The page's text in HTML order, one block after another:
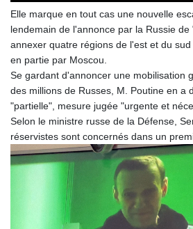
Elle marque en tout cas une nouvelle
lendemain de l'annonce par la Russie
annexer quatre régions de l'est et du
en partie par Moscou.
Se gardant d'annoncer une mobilisation
des millions de Russes, M. Poutine en a
"partielle", mesure jugée "urgente et
Selon le ministre russe de la Défense,
réservistes sont concernés dans un